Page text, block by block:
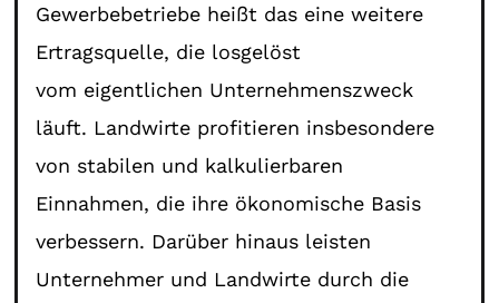
Gewerbebetriebe heißt das eine weitere
Ertragsquelle, die losgelöst
vom eigentlichen Unternehmenszweck
läuft. Landwirte profitieren insbesondere
von stabilen und kalkulierbaren
Einnahmen, die ihre ökonomische Basis
verbessern. Darüber hinaus leisten
Unternehmer und Landwirte durch die